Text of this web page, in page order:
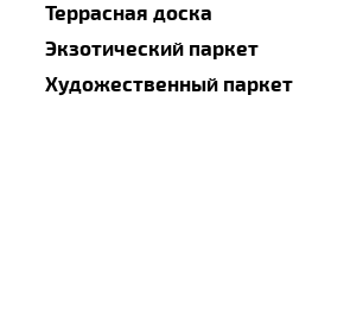
Террасная доска
Экзотический паркет
Художественный паркет